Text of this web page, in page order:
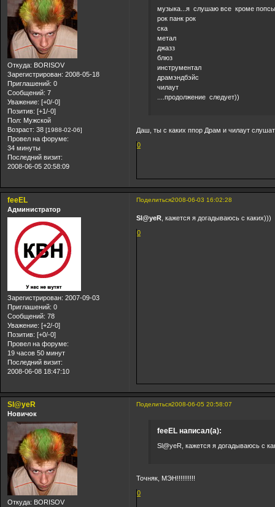
Откуда: BORISOV
Зарегистрирован: 2008-05-18
Приглашений: 0
Сообщений: 7
Уважение: [+0/-0]
Позитив: [+1/-0]
Пол: Мужской
Возраст: 38 [1988-02-06]
Провел на форуме:
34 минуты
Последний визит:
2008-06-05 20:58:09
музыка...я слушаю все кроме попсы
рок панк рок
ска
метал
джазз
блюз
инструментал
драмэндбэйс
чилаут
....продолжение следует))
Даш, ты с каких ппор Драм и чилаут
0
Поделиться2008-06-03 16:02:28
feeEL
Администратор
Зарегистрирован: 2007-09-03
Приглашений: 0
Сообщений: 78
Уважение: [+2/-0]
Позитив: [+0/-0]
Провел на форуме:
19 часов 50 минут
Последний визит:
2008-06-08 18:47:10
Sl@yeR , кажется я догадываюсь с каких)))
0
Поделиться2008-06-05 20:58:07
Sl@yeR
Новичок
Откуда: BORISOV
feeEL написал(а):
Sl@yeR, кажется я догадываюсь с
Точняк, МЭН!!!!!!!!!!
0